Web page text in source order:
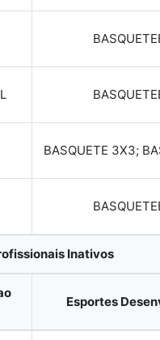
BASQUETE 3X3;
Inativos
Esportes